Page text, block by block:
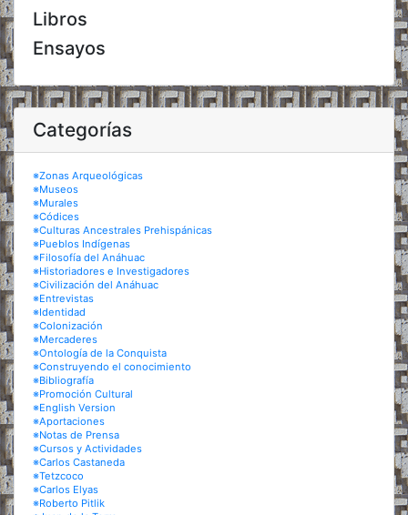
Libros
Ensayos
Categorías
※Zonas Arqueológicas
※Museos
※Murales
※Códices
※Culturas Ancestrales Prehispánicas
※Pueblos Indígenas
※Filosofía del Anáhuac
※Historiadores e Investigadores
※Civilización del Anáhuac
※Entrevistas
※Identidad
※Colonización
※Mercaderes
※Ontología de la Conquista
※Construyendo el conocimiento
※Bibliografía
※Promoción Cultural
※English Version
※Aportaciones
※Notas de Prensa
※Cursos y Actividades
※Carlos Castaneda
※Tetzcoco
※Carlos Elyas
※Roberto Pitlik